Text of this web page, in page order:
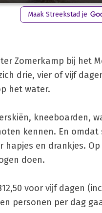
Maak Streekstad je
Zomerkamp bij het
drie, vier of vijf
het water.
kneeboarden,
kennen. En omdat
hapjes en drankjes.
doen.
voor vijf dagen
personen per dag